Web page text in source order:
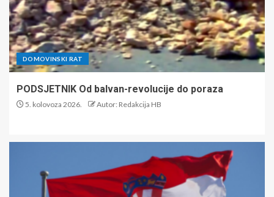
DOMOVINSKI RAT
PODSJETNIK Od balvan-revolucije do poraza
5. kolovoza 2026. Autor: Redakcija HB